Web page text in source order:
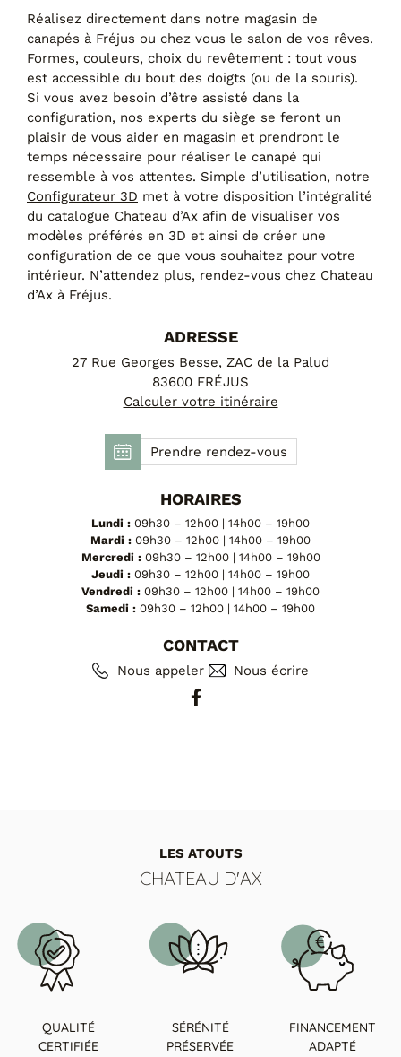
Canapés avec méridienne
Canapés convertibles
Canapés d'angle
Canapés droits
Canapés modulables
Canapés relax
Fauteuils de relaxation D-Stress
PAR TAILLE
Canapés 2 places
Canapés 3 places
Canapés 4 places
Canapés panoramiques
Fauteuils
Poufs
Tous les produits
Voir tous les produits et collections
Réalisez directement dans notre magasin de
canapés à Fréjus ou chez vous le salon de vos rêves.
Formes, couleurs, choix du revêtement : tout vous
est accessible du bout des doigts (ou de la souris).
Si vous avez besoin d’être assisté dans la
configuration, nos experts du siège se feront un
plaisir de vous aider en magasin et prendront le
temps nécessaire pour réaliser le canapé qui
ressemble à vos attentes. Simple d’utilisation, notre
Configurateur 3D met à votre disposition l’intégralité
du catalogue Chateau d’Ax afin de visualiser vos
modèles préférés en 3D et ainsi de créer une
configuration de ce que vous souhaitez pour votre
intérieur. N’attendez plus, rendez-vous chez Chateau
d’Ax à Fréjus.
ADRESSE
27 Rue Georges Besse, ZAC de la Palud
83600 FRÉJUS
Calculer votre itinéraire
Prendre rendez-vous
HORAIRES
Lundi : 09h30 – 12h00 | 14h00 – 19h00
Mardi : 09h30 – 12h00 | 14h00 – 19h00
Mercredi :09h30 – 12h00 | 14h00 – 19h00
Jeudi : 09h30 – 12h00 | 14h00 – 19h00
Vendredi : 09h30 – 12h00 | 14h00 – 19h00
Samedi : 09h30 – 12h00 | 14h00 – 19h00
CONTACT
Nous appeler Nous écrire
LES ATOUTS
CHATEAU D'AX
QUALITÉ
CERTIFIÉE
SÉRÉNITÉ
PRÉSERVÉE
FINANCEMENT
ADAPTÉ